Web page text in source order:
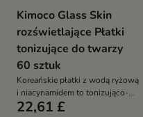
Kimoco Glass Skin
rozświetlające Płatki
tonizujące do twarzy
60 sztuk
Koreańskie płatki z wodą ryżową
i niacynamidem to tonizująco-
rozświetlająca pielęgnacja, która
22,61 £